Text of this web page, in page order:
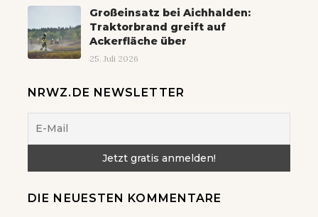
Großeinsatz bei Aichhalden:
Traktorbrand greift auf
Ackerfläche über
25. Juli 2026
NRWZ.DE NEWSLETTER
DIE NEUESTEN KOMMENTARE